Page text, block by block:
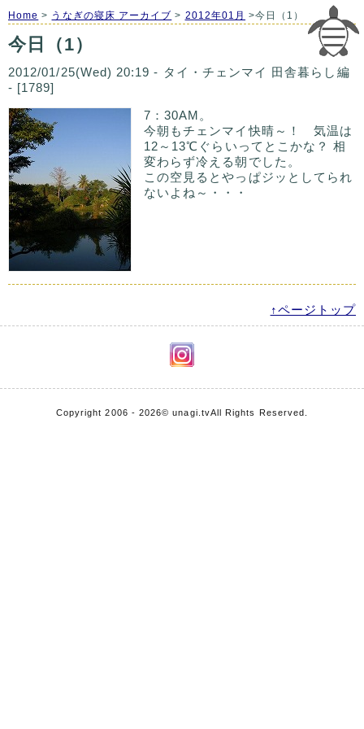
Home > うなぎの寝床 アーカイブ > 2012年01月 >今日（1）
今日（1）
2012/01/25(Wed) 20:19 - タイ・チェンマイ 田舎暮らし編
- [1789]
7：30AM。
今朝もチェンマイ快晴～！ 気温は
12～13℃ぐらいってとこかな？ 相
変わらず冷える朝でした。
この空見るとやっぱジッとしてられ
ないよね～・・・
↑ページトップ
Copyright 2006 - 2026© unagi.tvAll Rights Reserved.